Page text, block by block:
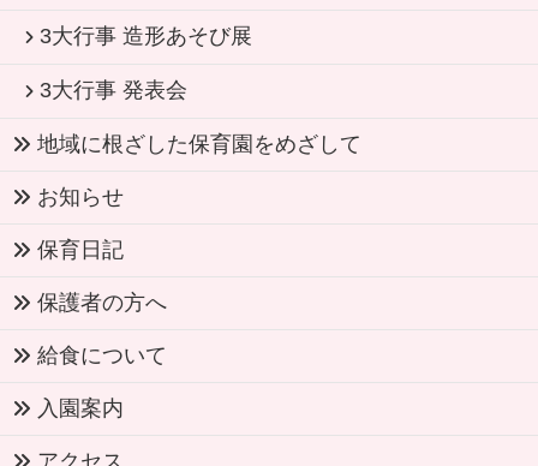
3大行事 造形あそび展
3大行事 発表会
地域に根ざした保育園をめざして
お知らせ
保育日記
保護者の方へ
給食について
入園案内
アクセス